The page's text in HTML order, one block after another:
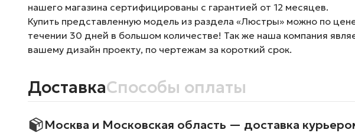
нашего магазина сертифицированы с гарантией от 12 месяцев.
Купить представленную модель из раздела «Люстры» можно по
течении 30 дней в большом количестве! Так же наша компания
вашему дизайн проекту, по чертежам за короткий срок.
ДоставкаСпособы оплаты
Москва и Московская область — доставка